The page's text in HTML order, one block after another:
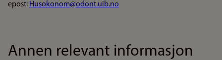
epost: Husokonom@odont.uib.no
Annen relevant informasjon